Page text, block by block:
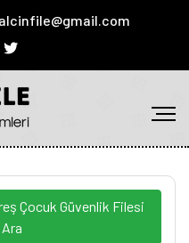
Çocuk Güvenlik Filesi